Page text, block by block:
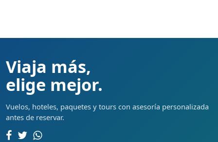
Viaja más,
elige mejor.
Vuelos, hoteles, paquetes y tours con asesoría personalizada
antes de reservar.